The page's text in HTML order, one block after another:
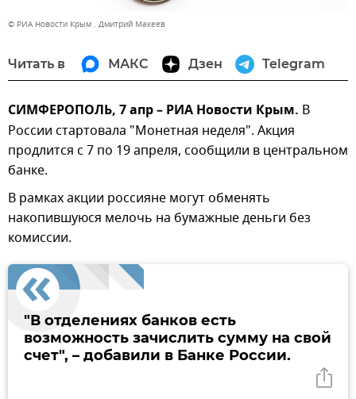
© РИА Новости Крым . Дмитрий Макеев
Читать в МАКС Дзен Telegram
СИМФЕРОПОЛЬ, 7 апр – РИА Новости Крым. В
России стартовала "Монетная неделя". Акция
продлится с 7 по 19 апреля, сообщили в центральном
банке.
В рамках акции россияне могут обменять
накопившуюся мелочь на бумажные деньги без
комиссии.
"В отделениях банков есть
возможность зачислить сумму на свой
счет", – добавили в Банке России.